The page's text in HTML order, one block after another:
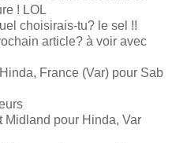
! LOL
choisirais-tu? le sel !!
article? à voir avec
France (Var) pour Sab
Midland pour Hinda, Var